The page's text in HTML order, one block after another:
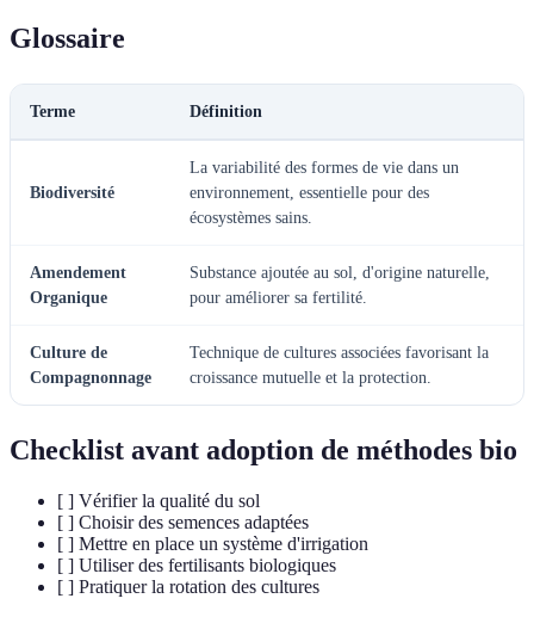
Glossaire
Terme Définition
Biodiversité
La variabilité des formes de vie dans un
environnement, essentielle pour des
écosystèmes sains.
Amendement
Organique
Substance ajoutée au sol, d'origine naturelle,
pour améliorer sa fertilité.
Culture de
Compagnonnage
Technique de cultures associées favorisant la
croissance mutuelle et la protection.
Checklist avant adoption de méthodes bio
[ ] Vérifier la qualité du sol
[ ] Choisir des semences adaptées
[ ] Mettre en place un système d'irrigation
[ ] Utiliser des fertilisants biologiques
[ ] Pratiquer la rotation des cultures